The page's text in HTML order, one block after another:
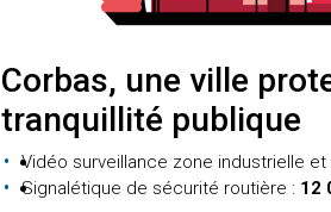
Corbas, une ville
tranquillité publique
Vidéo surveillance zone industrielle
Signalétique de sécurité routière : 12